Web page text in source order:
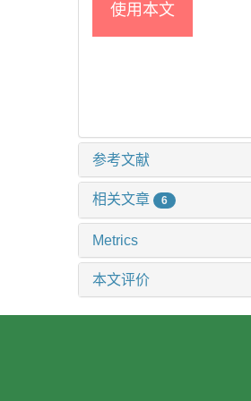
使用本文
参考文献
相关文章 6
Metrics
本文评价